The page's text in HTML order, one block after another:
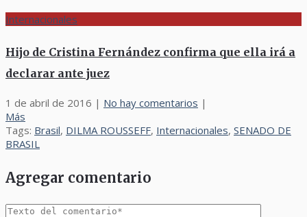
Internacionales
Hijo de Cristina Fernández confirma que ella irá a
declarar ante juez
1 de abril de 2016 | No hay comentarios |
Más
Tags: Brasil, DILMA ROUSSEFF, Internacionales, SENADO DE
BRASIL
Agregar comentario